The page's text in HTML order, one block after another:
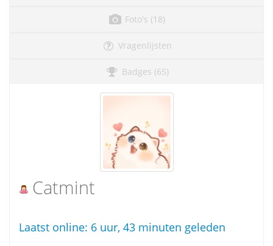
Foto's (18)
Vragenlijsten
Badges (65)
Catmint
Laatst online: 6 uur, 43 minuten geleden